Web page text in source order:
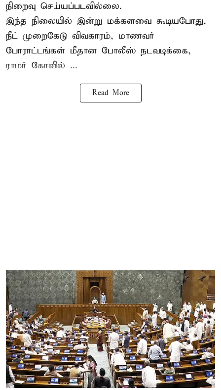
நிறைவு செய்யப்படவில்லை.
இந்த நிலையில் இன்று மக்களவை கூடியபோது,
நீட் முறைகேடு விவகாரம், மாணவர்
போராட்டங்கள் மீதான போலீஸ் நடவடிக்கை,
ராமர் கோவில் ...
Read More